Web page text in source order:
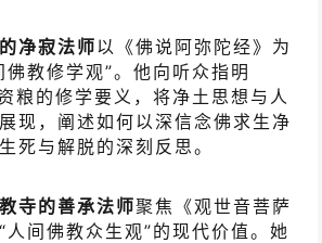
净寂法师以《佛说阿弥陀经》为
佛教修学观”。他向听众指明
粮的修学要义，将净土思想与人
现，阐述如何以深信念佛求生净
死与解脱的深刻反思。
寺的善承法师聚焦《观世音菩萨
人间佛教众生观”的现代价值。她